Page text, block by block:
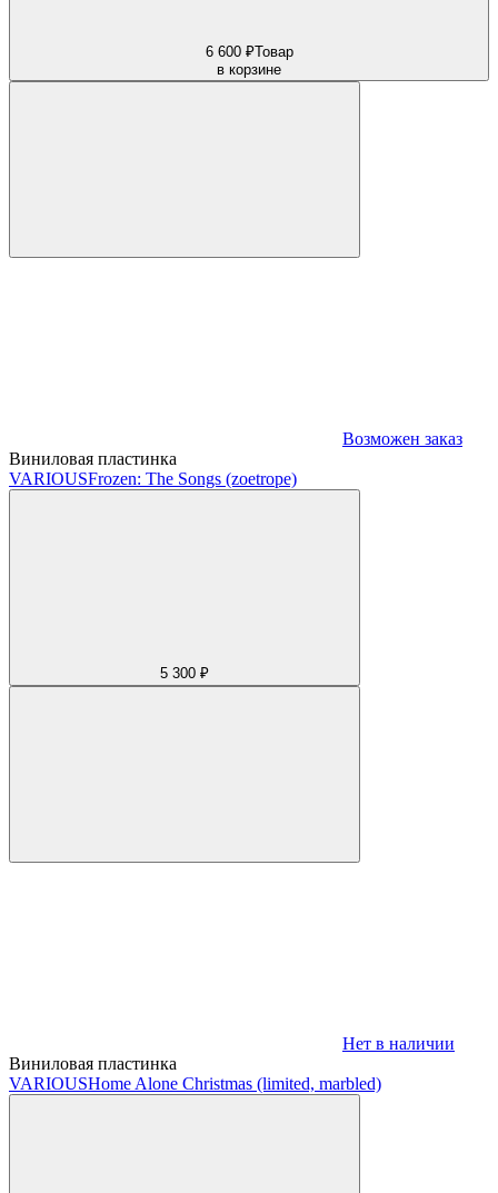
6 600 ₽Товар
в корзине
Возможен заказ
Виниловая пластинка
VARIOUSFrozen: The Songs (zoetrope)
5 300 ₽
Нет в наличии
Виниловая пластинка
VARIOUSHome Alone Christmas (limited, marbled)